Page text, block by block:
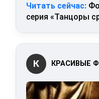
Читать сейчас:
серия «Танцоры
К КРАСИВЫЕ